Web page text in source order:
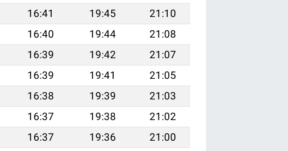
16:41 19:45
21:10
16:40 19:44
21:08
16:39 19:42
21:07
16:39 19:41
21:05
16:38 19:39
21:03
16:37 19:38
21:02
16:37 19:36
21:00